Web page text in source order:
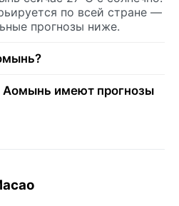
по всей стране —
прогнозы ниже.
Аомынь имеют прогнозы